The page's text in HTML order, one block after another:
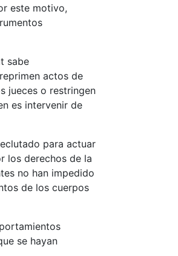
este motivo,
sabe
actos de
jueces o restringen
es intervenir de
para actuar
los derechos de la
no han impedido
de los cuerpos
se hayan